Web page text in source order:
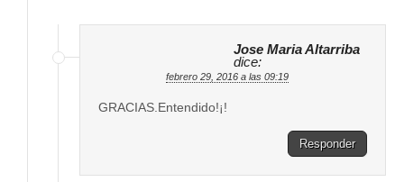
Jose Maria Altarriba
dice:
febrero 29, 2016 a las 09:19
GRACIAS.Entendido!¡!
Responder